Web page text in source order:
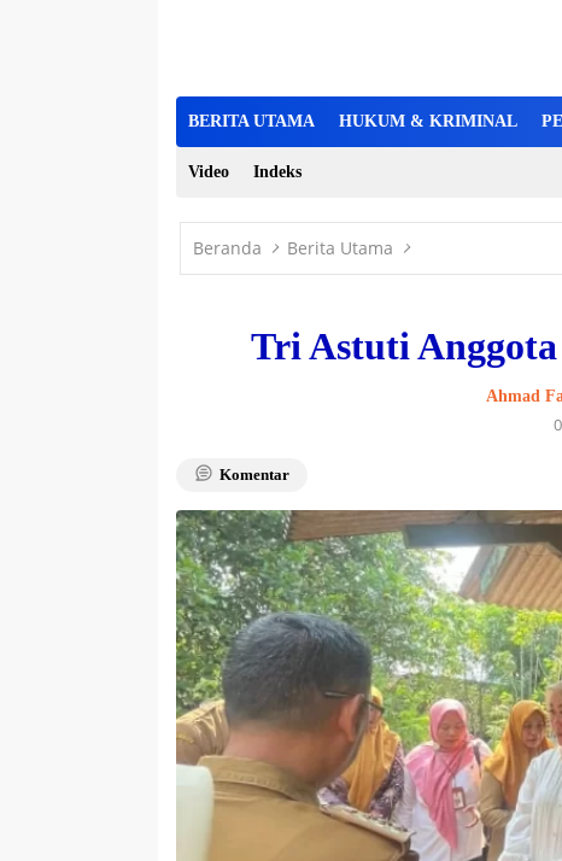
BERITA UTAMA HUKUM & KRIMINAL
Video Indeks
Beranda Berita Utama
Tri Astuti Anggota
Ahmad
Komentar